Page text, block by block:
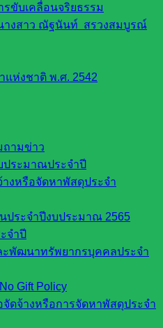
ขับเคลื่อนจริยธรรม
างสาว ณัฐนันท์ สรวงสมบูรณ์
ห่งชาติ พ.ศ. 2542
ถามข่าว
ประมาณประจำปี
งหรือจัดหาพัสดุประจำ
ประจำปีงบประมาณ 2565
จำปี
ะพัฒนาทรัพยากรบุคคลประจำ
Gift Policy
ดจ้างหรือการจัดหาพัสดุประจำ